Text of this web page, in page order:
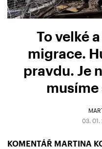
To velké
migrace.
pravdu. Je
03. 01.
KOMENTÁŘ MARTINA